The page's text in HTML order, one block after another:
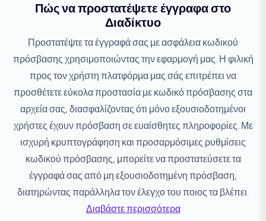
Πώς να προστατέψετε έγγραφα στο
Διαδίκτυο
Προστατέψτε τα έγγραφά σας με ασφάλεια κωδικού
πρόσβασης χρησιμοποιώντας την εφαρμογή μας. Η φιλική
προς τον χρήστη πλατφόρμα μας σάς επιτρέπει να
προσθέτετε εύκολα προστασία με κωδικό πρόσβασης στα
αρχεία σας, διασφαλίζοντας ότι μόνο εξουσιοδοτημένοι
χρήστες έχουν πρόσβαση σε ευαίσθητες πληροφορίες. Με
ισχυρή κρυπτογράφηση και προσαρμόσιμες ρυθμίσεις
κωδικού πρόσβασης, μπορείτε να προστατεύσετε τα
έγγραφά σας από μη εξουσιοδοτημένη πρόσβαση,
διατηρώντας παράλληλα τον έλεγχο του ποιος τα βλέπει.
Διαβάστε περισσότερα